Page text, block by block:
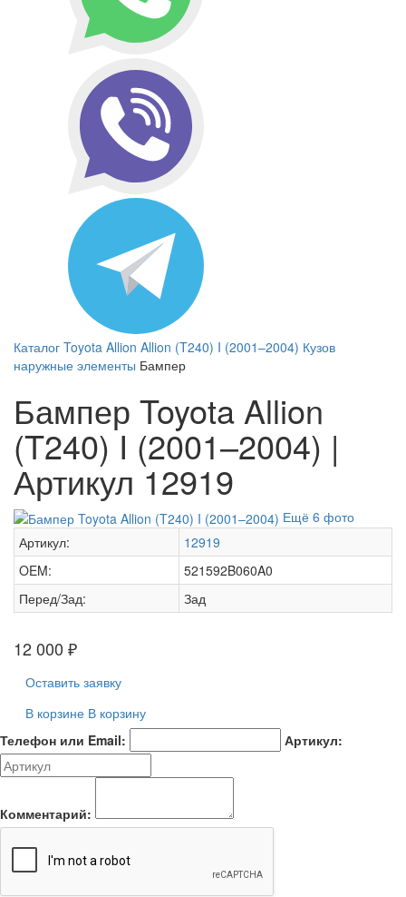
Каталог Toyota Allion Allion (T240) I (2001–2004) Кузов
наружные элементы Бампер
Бампер Toyota Allion
(T240) I (2001–2004) |
Артикул 12919
Ещё 6 фото
Артикул:
12919
OEM:
521592B060A0
Перед/Зад:
Зад
12 000 ₽
Оставить заявку
В корзине В корзину
Телефон или Email:
Артикул:
Комментарий: